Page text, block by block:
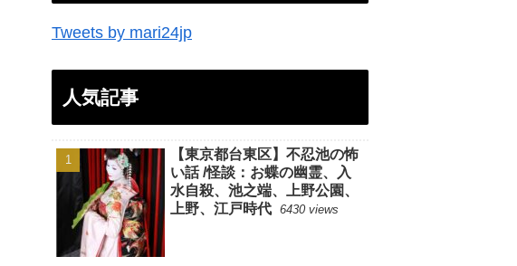
Tweets by mari24jp
人気記事
【東京都台東区】不忍池の怖
い話 /怪談：お蝶の幽霊、入
水自殺、池之端、上野公園、
上野、江戸時代 6430 views